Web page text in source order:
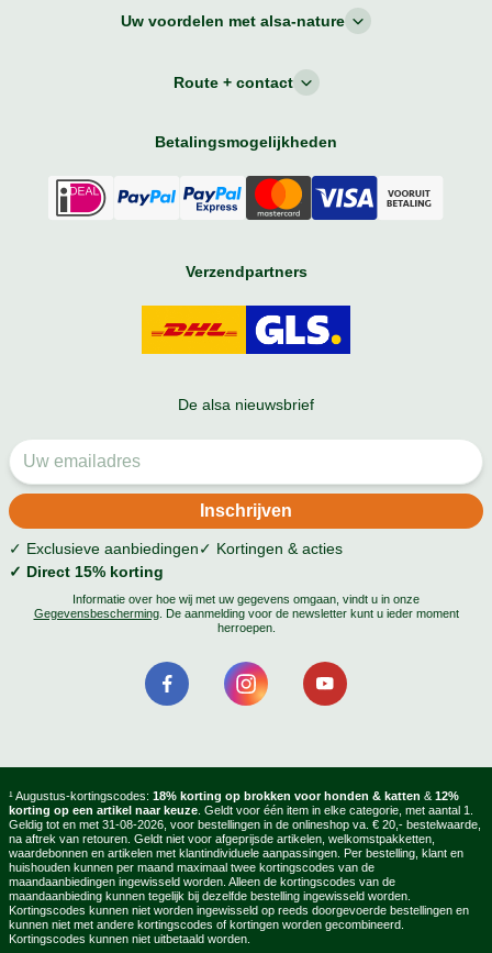
Uw voordelen met alsa-nature
Route + contact
Betalingsmogelijkheden
Verzendpartners
De alsa nieuwsbrief
✓ Exclusieve aanbiedingen✓ Kortingen & acties
✓ Direct 15% korting
Informatie over hoe wij met uw gegevens omgaan, vindt u in onze
Gegevensbescherming. De aanmelding voor de newsletter kunt u ieder moment
herroepen.
¹ Augustus-kortingscodes: 18% korting op brokken voor honden & katten & 12%
korting op een artikel naar keuze . Geldt voor één item in elke categorie, met aantal 1.
Geldig tot en met 31-08-2026, voor bestellingen in de onlineshop va. € 20,- bestelwaarde,
na aftrek van retouren. Geldt niet voor afgeprijsde artikelen, welkomstpakketten,
waardebonnen en artikelen met klantindividuele aanpassingen. Per bestelling, klant en
huishouden kunnen per maand maximaal twee kortingscodes van de
maandaanbiedingen ingewisseld worden. Alleen de kortingscodes van de
maandaanbieding kunnen tegelijk bij dezelfde bestelling ingewisseld worden.
Kortingscodes kunnen niet worden ingewisseld op reeds doorgevoerde bestellingen en
kunnen niet met andere kortingscodes of kortingen worden gecombineerd.
Kortingscodes kunnen niet uitbetaald worden.